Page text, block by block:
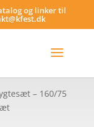
og linker til
– 160/75